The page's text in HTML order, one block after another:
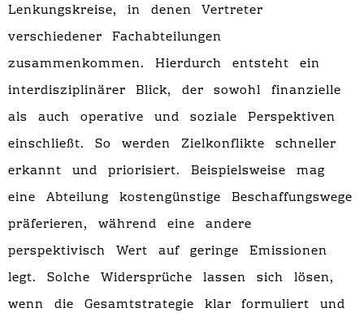
Lenkungskreise, in denen Vertreter
verschiedener Fachabteilungen
zusammenkommen. Hierdurch entsteht ein
interdisziplinärer Blick, der sowohl finanzielle
als auch operative und soziale Perspektiven
einschließt. So werden Zielkonflikte schneller
erkannt und priorisiert. Beispielsweise mag
eine Abteilung kostengünstige Beschaffungswege
präferieren, während eine andere
perspektivisch Wert auf geringe Emissionen
legt. Solche Widersprüche lassen sich lösen,
wenn die Gesamtstrategie klar formuliert und